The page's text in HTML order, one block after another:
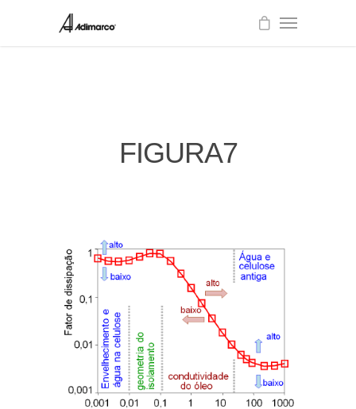
FIGURA7